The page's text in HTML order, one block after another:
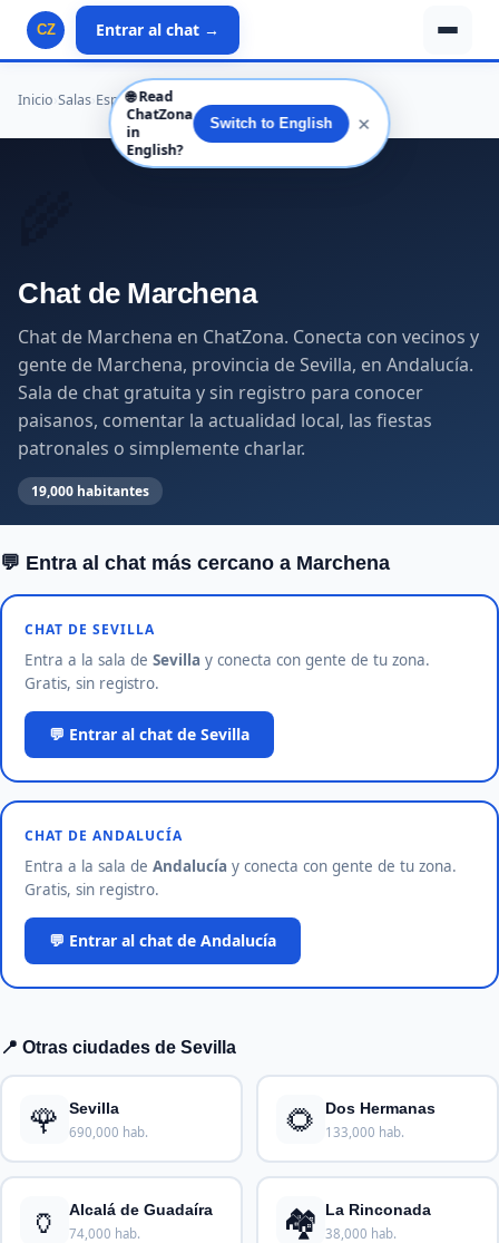
CZ Entrar al chat →
Inicio Salas España›Andalucía
Chat de Marchena
Chat de Marchena en ChatZona. Conecta con vecinos y
gente de Marchena, provincia de Sevilla, en Andalucía.
Sala de chat gratuita y sin registro para conocer
paisanos, comentar la actualidad local, las fiestas
patronales o simplemente charlar.
19,000 habitantes
💬 Entra al chat más cercano a Marchena
CHAT DE SEVILLA
Entra a la sala de Sevilla y conecta con gente de tu zona.
Gratis, sin registro.
💬 Entrar al chat de Sevilla
CHAT DE ANDALUCÍA
Entra a la sala de Andalucía y conecta con gente de tu zona.
Gratis, sin registro.
💬 Entrar al chat de Andalucía
📍 Otras ciudades de Sevilla
🌹 Sevilla
690,000 hab. 🌻 Dos Hermanas
133,000 hab.
🏺 Alcalá de Guadaíra
74,000 hab. 🏘️ La Rinconada
38,000 hab.
🌐 Read
ChatZona
in
English?
Switch to English ✕